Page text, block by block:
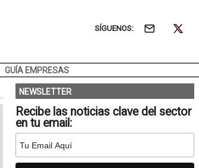
SÍGUENOS:
GUÍA EMPRESAS
NEWSLETTER
Recibe las noticias clave del sector
en tu email: